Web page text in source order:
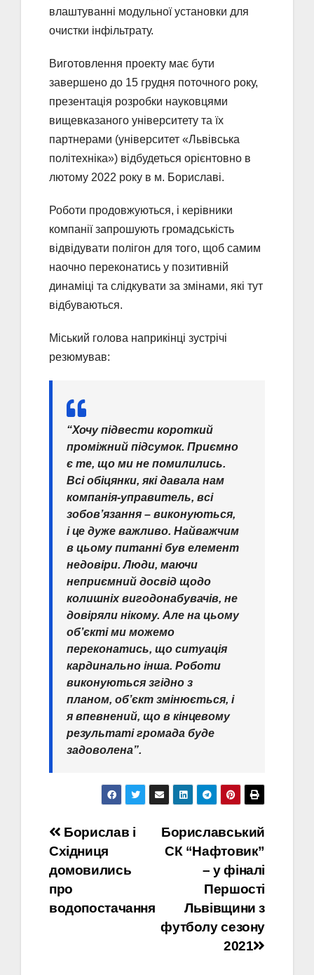
влаштуванні модульної установки для
очистки інфільтрату.
Виготовлення проекту має бути
завершено до 15 грудня поточного року,
презентація розробки науковцями
вищевказаного університету та їх
партнерами (університет «Львівська
політехніка») відбудеться орієнтовно в
лютому 2022 року в м. Бориславі.
Роботи продовжуються, і керівники
компанії запрошують громадськість
відвідувати полігон для того, щоб самим
наочно переконатись у позитивній
динаміці та слідкувати за змінами, які тут
відбуваються.
Міський голова наприкінці зустрічі
резюмував:
“Хочу підвести короткий
проміжний підсумок. Приємно
є те, що ми не помилились.
Всі обіцянки, які давала нам
компанія-управитель, всі
зобов’язання – виконуються,
і це дуже важливо. Найважчим
в цьому питанні був елемент
недовіри. Люди, маючи
неприємний досвід щодо
колишніх вигодонабувачів, не
довіряли нікому. Але на цьому
об’єкті ми можемо
переконатись, що ситуація
кардинально інша. Роботи
виконуються згідно з
планом, об’єкт змінюється, і
я впевнений, що в кінцевому
результаті громада буде
задоволена”.
Навігація
записів
Бориславський
СК “Нафтовик”
– у фіналі
Першості
Львівщини з
футболу сезону
2021
Борислав і
Східниця
домовились
про
водопостачання